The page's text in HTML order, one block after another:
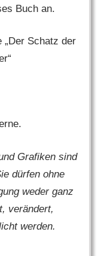
Buch an.
„Der Schatz der
Grafiken sind
dürfen ohne
weder ganz
verändert,
werden.